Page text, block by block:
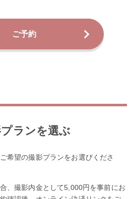
ご予約
ランを選ぶ
希望の撮影プランをお選びくださ
、撮影内金として5,000円を事前にお